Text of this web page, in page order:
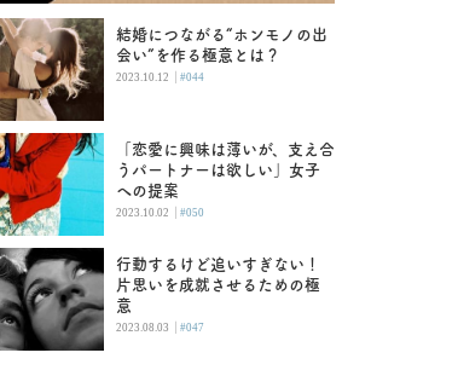
結婚につながる“ホンモノの出
会い”を作る極意とは？
2023.10.12 | #044
「恋愛に興味は薄いが、支え合
うパートナーは欲しい」女子
への提案
2023.10.02 | #050
行動するけど追いすぎない！
片思いを成就させるための極
意
2023.08.03 | #047